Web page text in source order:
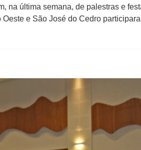
na última semana, de palestras e
e São José do Cedro